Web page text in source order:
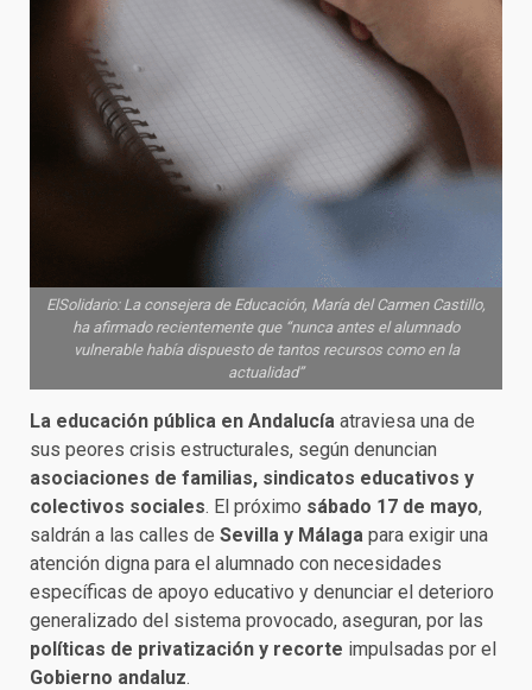
ElSolidario: La consejera de Educación, María del Carmen Castillo,
ha afirmado recientemente que “nunca antes el alumnado
vulnerable había dispuesto de tantos recursos como en la
actualidad”
La educación pública en Andalucía atraviesa una de
sus peores crisis estructurales, según denuncian
asociaciones de familias, sindicatos educativos y
colectivos sociales. El próximo sábado 17 de mayo,
saldrán a las calles de Sevilla y Málaga para exigir una
atención digna para el alumnado con necesidades
específicas de apoyo educativo y denunciar el deterioro
generalizado del sistema provocado, aseguran, por las
políticas de privatización y recorte impulsadas por el
Gobierno andaluz.